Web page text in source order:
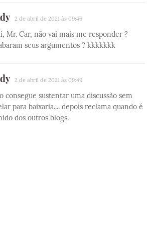
2 de abril de 2021 às 09:46
Mr. Car, não vai mais me responder ?
seus argumentos ? kkkkkkk
2 de abril de 2021 às 09:49
consegue sustentar uma discussão sem
para baixaria.... depois reclama quando é
dos outros blogs.